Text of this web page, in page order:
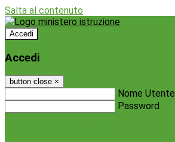
Salta al contenuto
Accedi
Accedi
button close ×
Nome Utente
Password